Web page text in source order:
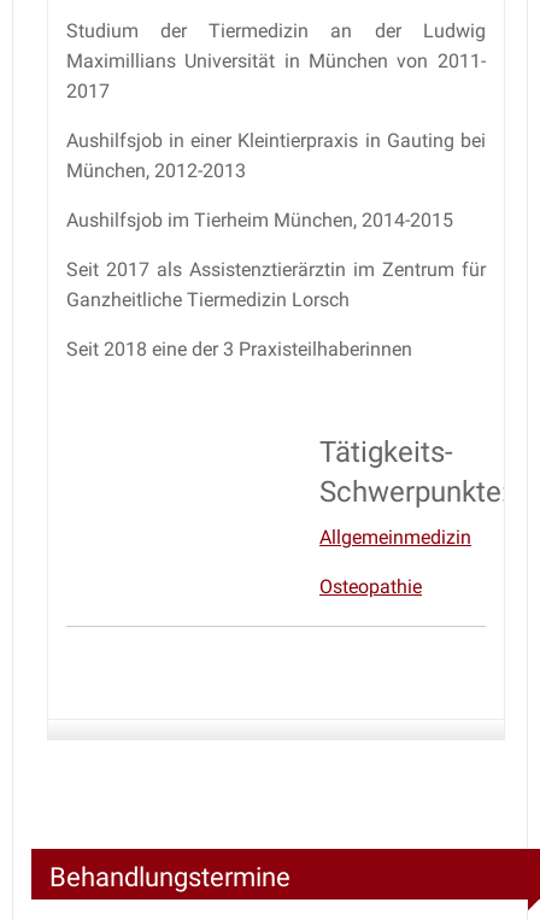
Studium der Tiermedizin an der Ludwig
Maximillians Universität in München von 2011-
2017
Aushilfsjob in einer Kleintierpraxis in Gauting bei
München, 2012-2013
Aushilfsjob im Tierheim München, 2014-2015
Seit 2017 als Assistenztierärztin im Zentrum für
Ganzheitliche Tiermedizin Lorsch
Seit 2018 eine der 3 Praxisteilhaberinnen
Tätigkeits-
Schwerpunkte:
Allgemeinmedizin
Osteopathie
Behandlungstermine